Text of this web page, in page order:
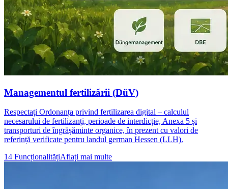
Managementul fertilizării (DüV)
Respectați Ordonanța privind fertilizarea digital – calculul
necesarului de fertilizanți, perioade de interdicție, Anexa 5 și
transporturi de îngrășăminte organice, în prezent cu valori de
referință verificate pentru landul german Hessen (LLH).
14 FuncționalitățiAflați mai multe